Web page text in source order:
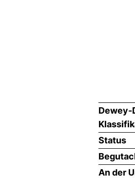
Dewey-
Status
An der